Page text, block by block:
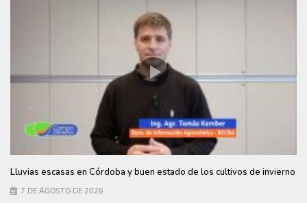
Lluvias escasas en Córdoba y buen estado de los cultivos de invierno
7 DE AGOSTO DE 2026